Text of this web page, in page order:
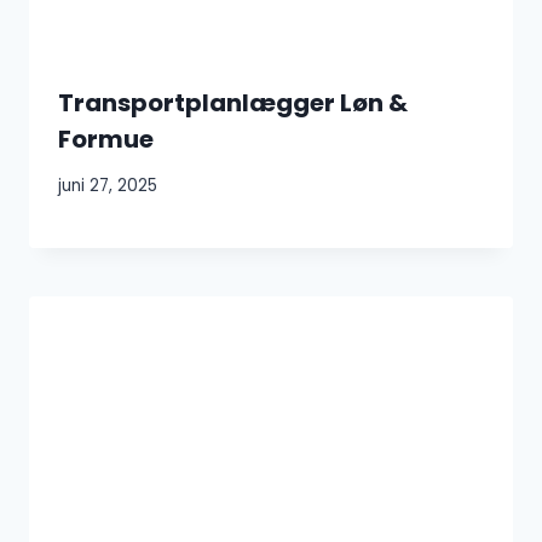
Transportplanlægger Løn &
Formue
juni 27, 2025